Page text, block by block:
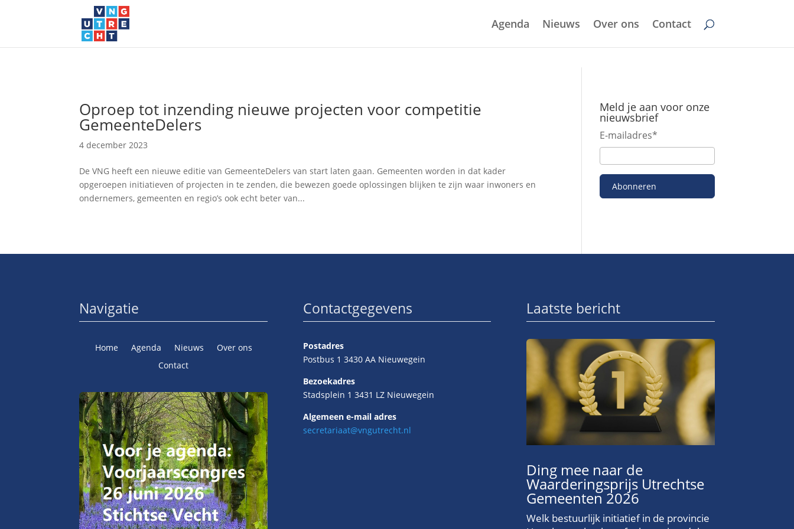
Agenda Nieuws Over ons Contact
Oproep tot inzending nieuwe projecten voor competitie
GemeenteDelers
4 december 2023
De VNG heeft een nieuwe editie van GemeenteDelers van start laten gaan. Gemeenten worden in dat kader
opgeroepen initiatieven of projecten in te zenden, die bewezen goede oplossingen blijken te zijn waar inwoners en
ondernemers, gemeenten en regio’s ook echt beter van...
Meld je aan voor onze
nieuwsbrief
E-mailadres*
Abonneren
Navigatie
Home Agenda Nieuws
Over ons
Contact
Contactgegevens
Postadres
Postbus 1 3430 AA Nieuwegein
Bezoekadres
Stadsplein 1 3431 LZ Nieuwegein
Algemeen e-mail adres
secretariaat@vngutrecht.nl
Laatste bericht
Ding mee naar de
Waarderingsprijs Utrechtse
Gemeenten 2026
Welk bestuurlijk initiatief in de provincie